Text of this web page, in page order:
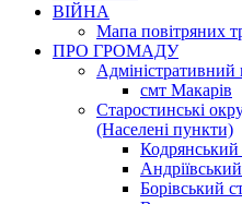
ВІЙНА
Мапа повітряних
ПРО ГРОМАДУ
Aдміністративний
смт Макарів
Старостинські
(Населені пункти)
Кодрянський
Борівський